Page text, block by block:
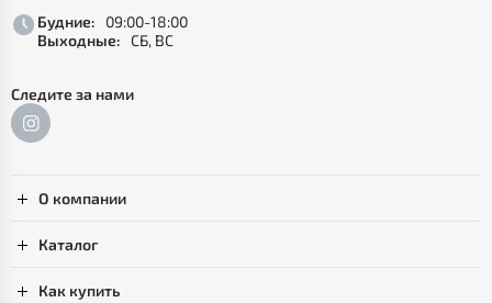
Будние:
09:00-18:00
Выходные: СБ, ВС
Следите за нами
О компании
Каталог
Как купить